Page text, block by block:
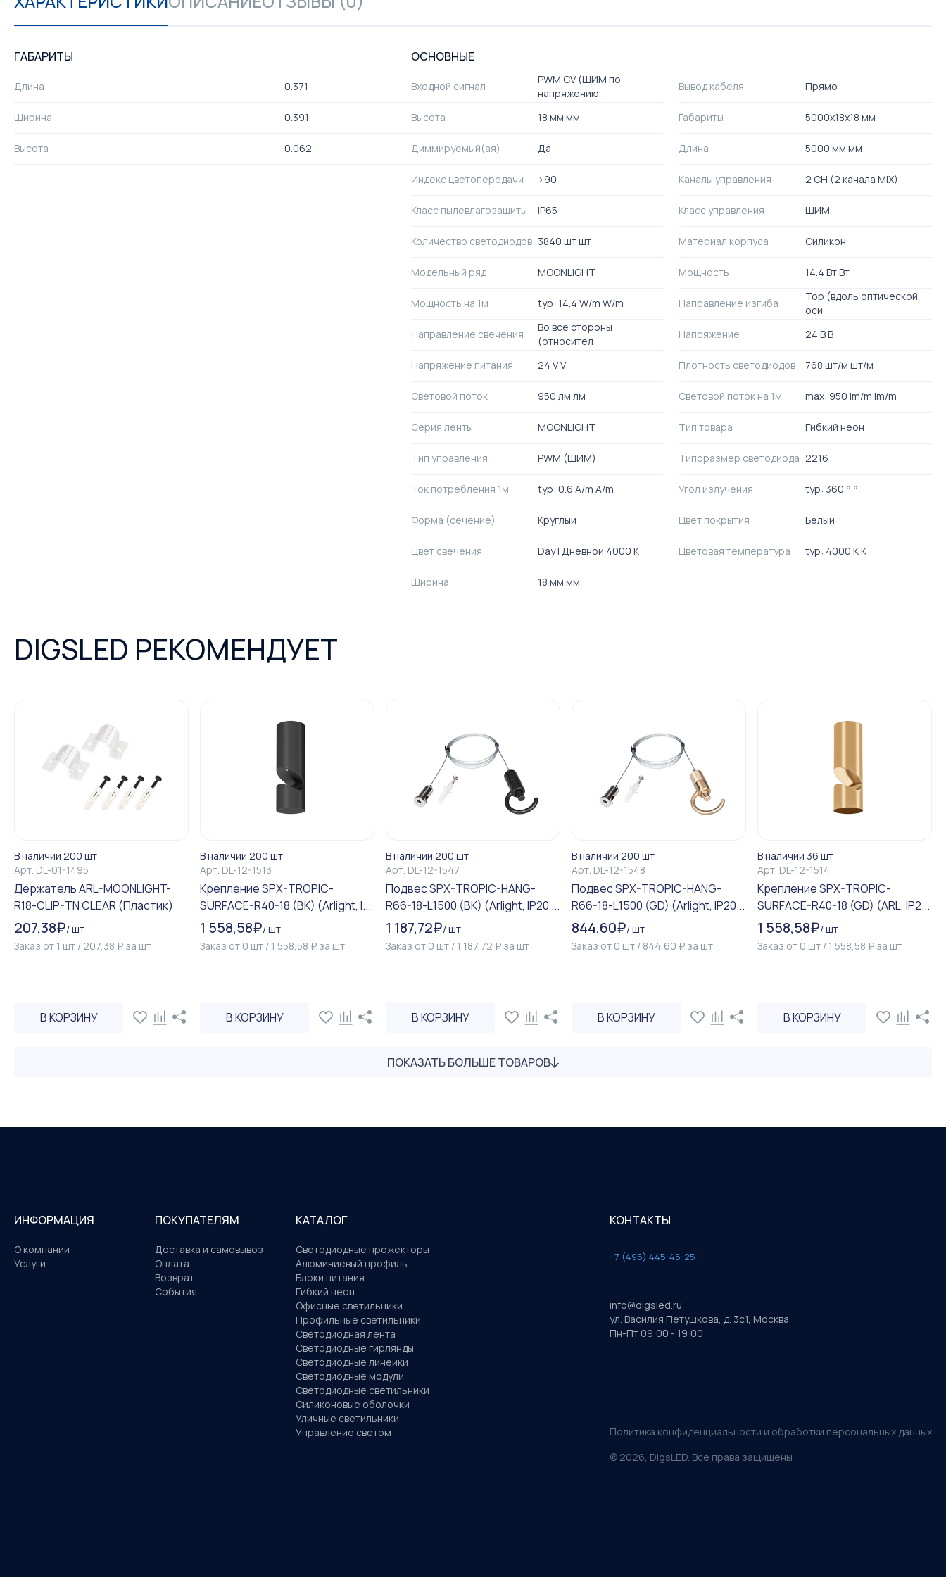
ГАБАРИТЫ
Длина 0.371
Ширина 0.391
Высота 0.062
ОСНОВНЫЕ
Входной сигнал
PWM СV (ШИМ по
напряжению
Вывод кабеля Прямо
Высота 18 мм мм Габариты 5000x18x18 мм
Диммируемый(ая) Да Длина 5000 мм мм
Индекс цветопередачи >90 Каналы управления 2 CH (2 канала MIX)
Класс пылевлагозащиты IP65 Класс управления ШИМ
Количество светодиодов 3840 шт шт Материал корпуса Силикон
Модельный ряд MOONLIGHT Мощность 14.4 Вт Вт
Мощность на 1м typ: 14.4 W/m W/m Направление изгиба
Top (вдоль оптической
оси
Направление свечения
Во все стороны
(относител
Напряжение 24 В В
Напряжение питания 24 V V Плотность светодиодов 768 шт/м шт/м
Световой поток 950 лм лм Световой поток на 1м max: 950 lm/m lm/m
Серия ленты MOONLIGHT Тип товара Гибкий неон
Тип управления PWM (ШИМ) Типоразмер светодиода 2216
Ток потребления 1м typ: 0.6 A/m A/m Угол излучения typ: 360 ° °
Форма (сечение) Круглый Цвет покрытия Белый
Цвет свечения Day | Дневной 4000 K Цветовая температура typ: 4000 K K
Ширина 18 мм мм
DIGSLED РЕКОМЕНДУЕТ
В наличии 200 шт
Арт. DL-01-1495
Держатель ARL-MOONLIGHT-
R18-CLIP-TN CLEAR (Пластик)
207,38₽/шт
Заказ от 1 шт / 207,38 ₽ за шт
В КОРЗИНУ
В наличии 200 шт
Арт. DL-12-1513
Крепление SPX-TROPIC-
SURFACE-R40-18 (BK) (Arlight, I...
1 558,58₽/шт
Заказ от 0 шт / 1 558,58 ₽ за шт
В КОРЗИНУ
В наличии 200 шт
Арт. DL-12-1547
Подвес SPX-TROPIC-HANG-
R66-18-L1500 (BK) (Arlight, IP20 ...
1 187,72₽/шт
Заказ от 0 шт / 1 187,72 ₽ за шт
В КОРЗИНУ
В наличии 200 шт
Арт. DL-12-1548
Подвес SPX-TROPIC-HANG-
R66-18-L1500 (GD) (Arlight, IP20...
844,60₽/шт
Заказ от 0 шт / 844,60 ₽ за шт
В КОРЗИНУ
В наличии 36 шт
Арт. DL-12-1514
Крепление SPX-TROPIC-
SURFACE-R40-18 (GD) (ARL, IP2...
1 558,58₽/шт
Заказ от 0 шт / 1 558,58 ₽ за шт
В КОРЗИНУ
ПОКАЗАТЬ БОЛЬШЕ ТОВАРОВ
ИНФОРМАЦИЯ
О компании
Услуги
ПОКУПАТЕЛЯМ
Доставка и самовывоз
Оплата
Возврат
События
КАТАЛОГ
Светодиодные прожекторы
Алюминиевый профиль
Блоки питания
Гибкий неон
Офисные светильники
Профильные светильники
Светодиодная лента
Светодиодные гирлянды
Светодиодные линейки
Светодиодные модули
Светодиодные светильники
Силиконовые оболочки
Уличные светильники
Управление светом
КОНТАКТЫ
+7 (495) 445-45-25
info@digsled.ru
ул. Василия Петушкова, д. 3с1, Москва
Пн-Пт 09:00 - 19:00
Политика конфиденциальности и обработки персональных данных
© 2026 , DigsLED. Все права защищены